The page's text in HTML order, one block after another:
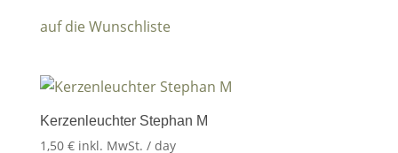
auf die Wunschliste
Kerzenleuchter Stephan M
1,50 € inkl. MwSt. / day